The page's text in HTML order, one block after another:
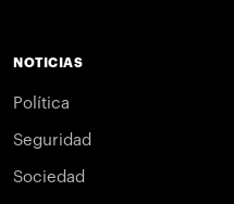
NOTICIAS
Política
Seguridad
Sociedad